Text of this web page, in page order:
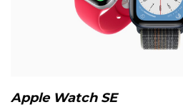
Apple Watch SE